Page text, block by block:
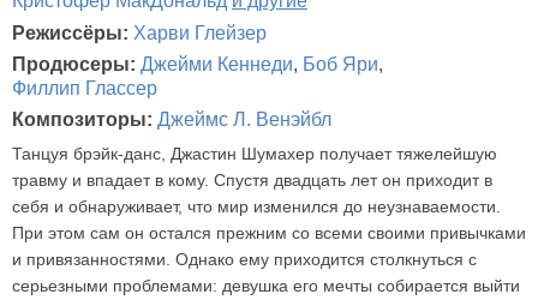
Режиссёры: Харви Глейзер
Продюсеры: Джейми Кеннеди, Боб Яри,
Филлип Глассер
Композиторы: Джеймс Л. Венэйбл
Танцуя брэйк-данс, Джастин Шумахер получает тяжелейшую
травму и впадает в кому. Спустя двадцать лет он приходит в
себя и обнаруживает, что мир изменился до неузнаваемости.
При этом сам он остался прежним со всеми своими привычками
и привязанностями. Однако ему приходится столкнуться с
серьезными проблемами: девушка его мечты собирается выйти